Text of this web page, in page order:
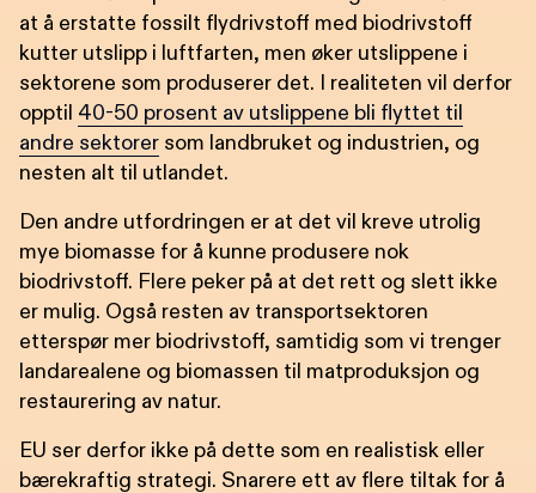
at å erstatte fossilt flydrivstoff med biodrivstoff
kutter utslipp i luftfarten, men øker utslippene i
sektorene som produserer det. I realiteten vil derfor
opptil 40-50 prosent av utslippene bli flyttet til
andre sektorer som landbruket og industrien, og
nesten alt til utlandet.
Den andre utfordringen er at det vil kreve utrolig
mye biomasse for å kunne produsere nok
biodrivstoff. Flere peker på at det rett og slett ikke
er mulig. Også resten av transportsektoren
etterspør mer biodrivstoff, samtidig som vi trenger
landarealene og biomassen til matproduksjon og
restaurering av natur.
EU ser derfor ikke på dette som en realistisk eller
bærekraftig strategi. Snarere ett av flere tiltak for å